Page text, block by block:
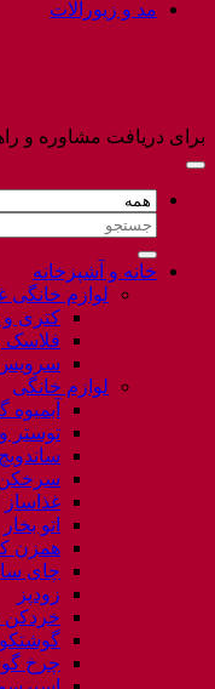
مد و زیورآلات
برای دریافت مشاوره و
جستجو
خانه و آشپزخانه
لوازم خانگی
کتری
فلاسک
سرویس
لوازم خانگی
توستر
سرخکن
غذاساز
اتو بخار
همزن
چای
زودپز
خردکن
چرخ